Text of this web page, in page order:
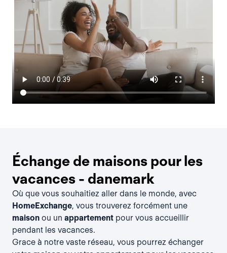
Échange de maisons pour les
vacances - danemark
Où que vous souhaitiez aller dans le monde, avec
HomeExchange, vous trouverez forcément une
maison ou un appartement pour vous accueillir
pendant les vacances.
Grace à notre vaste réseau, vous pourrez échanger